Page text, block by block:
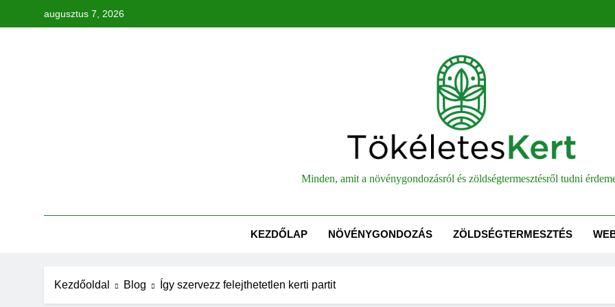
augusztus 7, 2026
TökéletesKert
Minden, amit a növénygondozásról és zöldségtermesztésről tudni
KEZDŐLAP NÖVÉNYGONDOZÁS ZÖLDSÉGTERMESZTÉS
Kezdőoldal Blog Így szervezz felejthetetlen kerti partit